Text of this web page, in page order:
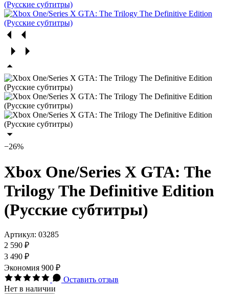
−26%
Xbox One/Series X GTA: The
Trilogy The Definitive Edition
(Русские субтитры)
Артикул: 03285
2 590 ₽
3 490 ₽
Экономия 900 ₽
Оставить отзыв
Нет в наличии